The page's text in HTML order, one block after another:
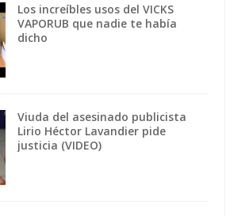
Los increíbles usos del VICKS
VAPORUB que nadie te había
dicho
Viuda del asesinado publicista
Lirio Héctor Lavandier pide
justicia (VIDEO)